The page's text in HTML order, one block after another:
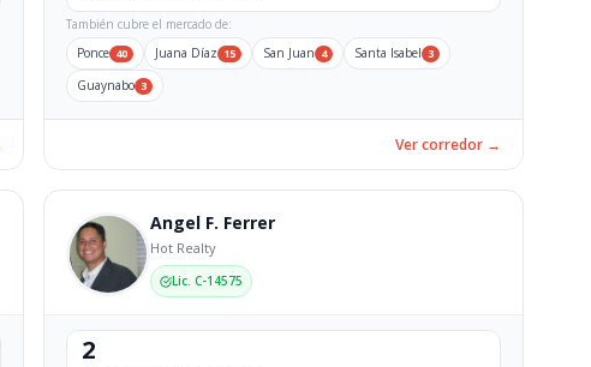
También cubre el mercado de:
Ponce 40 Juana Díaz 15 San Juan 4 Santa Isabel 3
Guaynabo 3
Ver corredor →
Angel F. Ferrer
Hot Realty
Lic. C-14575
2